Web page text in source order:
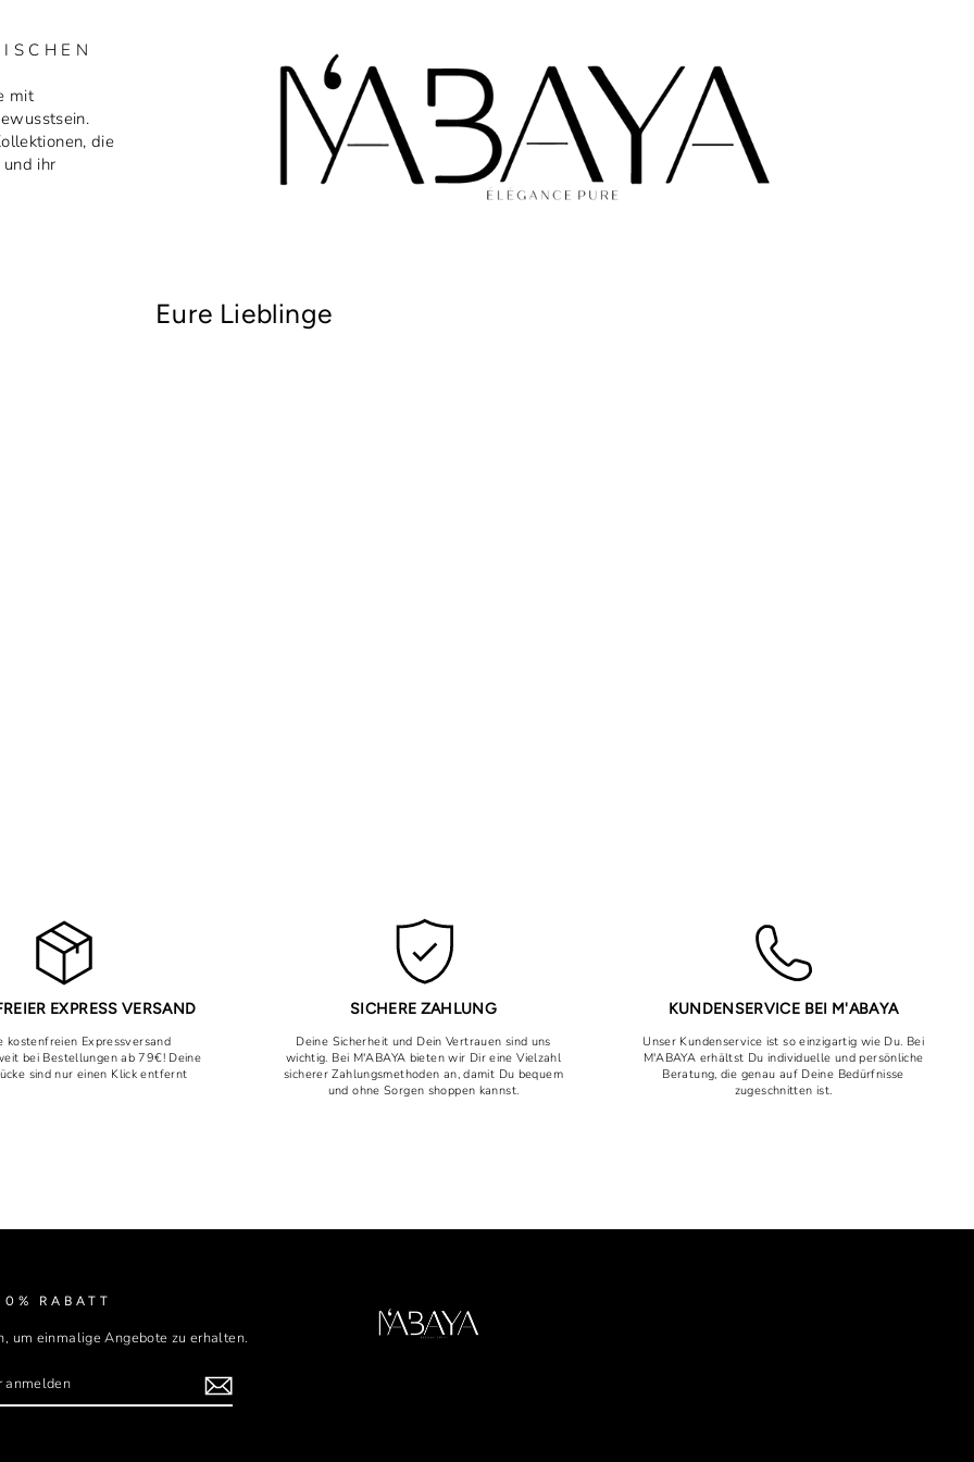
mit
die
ihr
Eure Lieblinge
EXPRESS VERSAND
kostenfreien Expressversand
bei Bestellungen ab 79€! Deine
sind nur einen Klick entfernt
SICHERE ZAHLUNG
Deine Sicherheit und Dein Vertrauen sind uns
wichtig. Bei M'ABAYA bieten wir Dir eine Vielzahl
sicherer Zahlungsmethoden an, damit Du bequem
und ohne Sorgen shoppen kannst.
KUNDENSERVICE BEI M'ABAYA
Unser Kundenservice ist so einzigartig wie Du. Bei
M'ABAYA erhältst Du individuelle und persönliche
Beratung, die genau auf Deine Bedürfnisse
zugeschnitten ist.
RABATT
um einmalige Angebote zu erhalten.